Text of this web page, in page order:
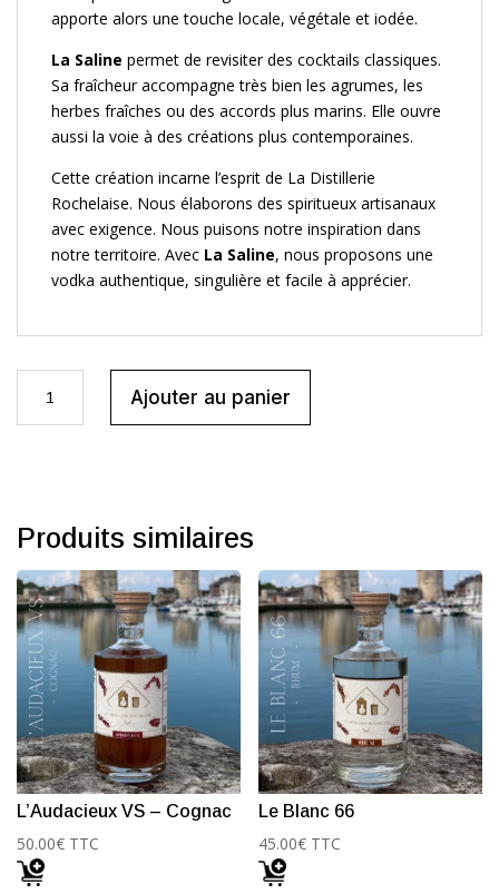
apporte alors une touche locale, végétale et iodée.
La Saline permet de revisiter des cocktails classiques.
Sa fraîcheur accompagne très bien les agrumes, les
herbes fraîches ou des accords plus marins. Elle ouvre
aussi la voie à des créations plus contemporaines.
Cette création incarne l’esprit de La Distillerie
Rochelaise. Nous élaborons des spiritueux artisanaux
avec exigence. Nous puisons notre inspiration dans
notre territoire. Avec La Saline, nous proposons une
vodka authentique, singulière et facile à apprécier.
La
Ajouter au panier
Produits similaires
L’Audacieux VS – Cognac
50.00€ TTC
Le Blanc 66
45.00€ TTC